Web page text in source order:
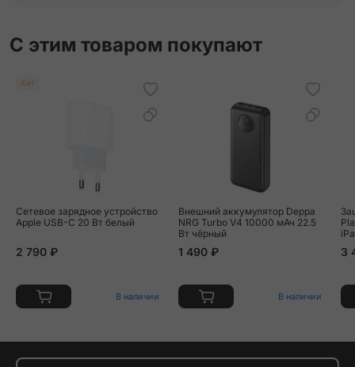
С этим товаром покупают
Хит
Сетевое зарядное устройство
Apple USB-C 20 Вт белый
2 790 ₽
В наличии
Внешний аккумулятор Deppa
NRG Turbo V4 10000 мАч 22.5
Вт чёрный
1 490 ₽
В наличии
3